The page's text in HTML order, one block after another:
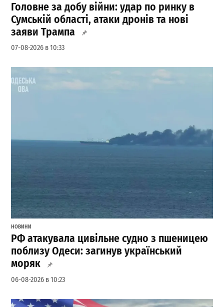
Головне за добу війни: удар по ринку в
Сумській області, атаки дронів та нові
заяви Трампа
07-08-2026 в 10:33
НОВИНИ
РФ атакувала цивільне судно з пшеницею
поблизу Одеси: загинув український
моряк
06-08-2026 в 10:23